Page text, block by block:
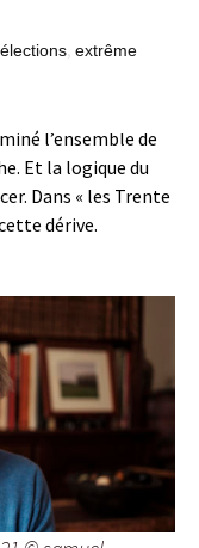
élections, extrême
l’ensemble de
Et la logique du
Dans « les Trente
dérive.